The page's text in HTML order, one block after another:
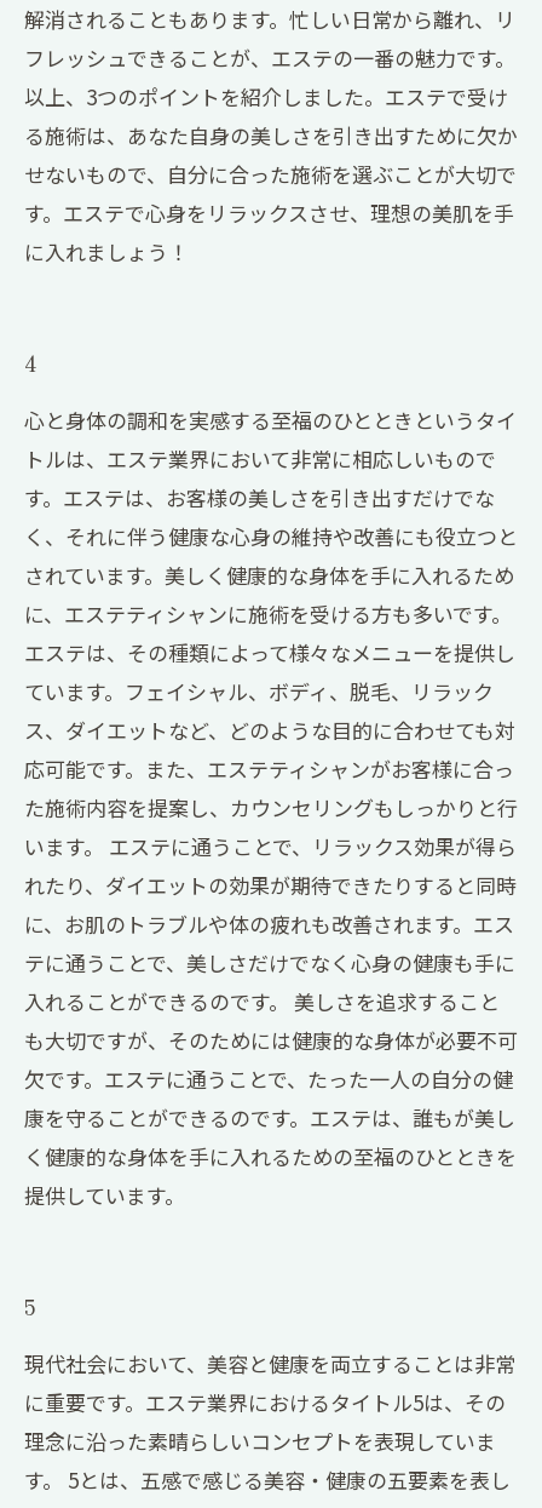
解消されることもあります。忙しい日常から離れ、リ
フレッシュできることが、エステの一番の魅力です。
以上、3つのポイントを紹介しました。エステで受け
る施術は、あなた自身の美しさを引き出すために欠か
せないもので、自分に合った施術を選ぶことが大切で
す。エステで心身をリラックスさせ、理想の美肌を手
に入れましょう！
4
心と身体の調和を実感する至福のひとときというタイ
トルは、エステ業界において非常に相応しいもので
す。エステは、お客様の美しさを引き出すだけでな
く、それに伴う健康な心身の維持や改善にも役立つと
されています。美しく健康的な身体を手に入れるため
に、エステティシャンに施術を受ける方も多いです。
エステは、その種類によって様々なメニューを提供し
ています。フェイシャル、ボディ、脱毛、リラック
ス、ダイエットなど、どのような目的に合わせても対
応可能です。また、エステティシャンがお客様に合っ
た施術内容を提案し、カウンセリングもしっかりと行
います。 エステに通うことで、リラックス効果が得ら
れたり、ダイエットの効果が期待できたりすると同時
に、お肌のトラブルや体の疲れも改善されます。エス
テに通うことで、美しさだけでなく心身の健康も手に
入れることができるのです。 美しさを追求すること
も大切ですが、そのためには健康的な身体が必要不可
欠です。エステに通うことで、たった一人の自分の健
康を守ることができるのです。エステは、誰もが美し
く健康的な身体を手に入れるための至福のひとときを
提供しています。
5
現代社会において、美容と健康を両立することは非常
に重要です。エステ業界におけるタイトル5は、その
理念に沿った素晴らしいコンセプトを表現していま
す。 5とは、五感で感じる美容・健康の五要素を表し